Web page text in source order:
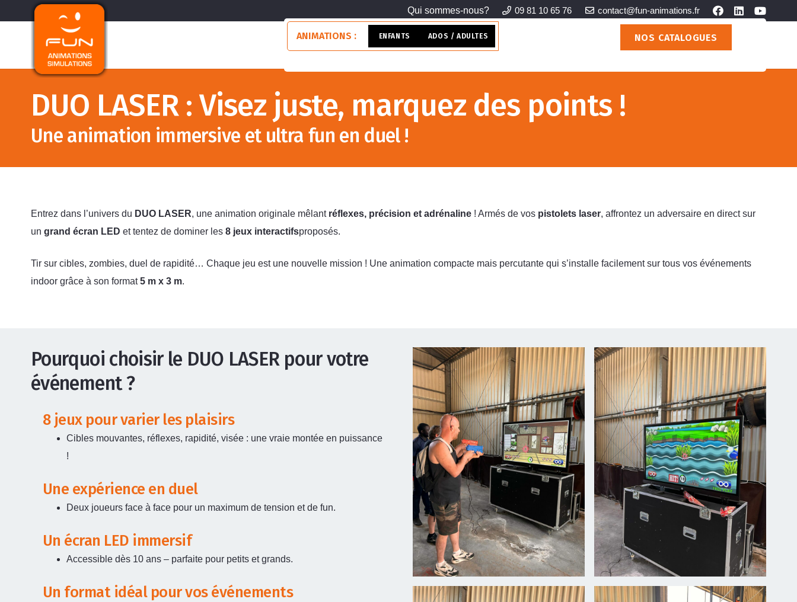
Qui sommes-nous? 09 81 10 65 76 contact@fun-animations.fr
ANIMATIONS : ENFANTS ADOS / ADULTES NOS CATALOGUES
DUO LASER : Visez juste, marquez des points !
Une animation immersive et ultra fun en duel !
Entrez dans l’univers du DUO LASER, une animation originale mêlant réflexes, précision et adrénaline ! Armés de vos pistolets laser, affrontez un adversaire en direct sur
un grand écran LED et tentez de dominer les 8 jeux interactifsproposés.
Tir sur cibles, zombies, duel de rapidité… Chaque jeu est une nouvelle mission ! Une animation compacte mais percutante qui s’installe facilement sur tous vos événements
indoor grâce à son format5 m x 3 m.
Pourquoi choisir le DUO LASER pour votre
événement ?
8 jeux pour varier les plaisirs
Cibles mouvantes, réflexes, rapidité, visée : une vraie montée en puissance
!
Une expérience en duel
Deux joueurs face à face pour un maximum de tension et de fun.
Un écran LED immersif
Accessible dès 10 ans – parfaite pour petits et grands.
Un format idéal pour vos événements